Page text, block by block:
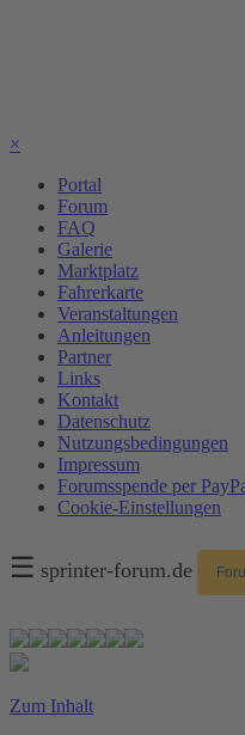
×
Portal
Forum
FAQ
Galerie
Marktplatz
Fahrerkarte
Veranstaltungen
Anleitungen
Partner
Links
Kontakt
Datenschutz
Nutzungsbedingungen
Impressum
Forumsspende per
Cookie-Einstellungen
☰ sprinter-forum.de
Zum Inhalt